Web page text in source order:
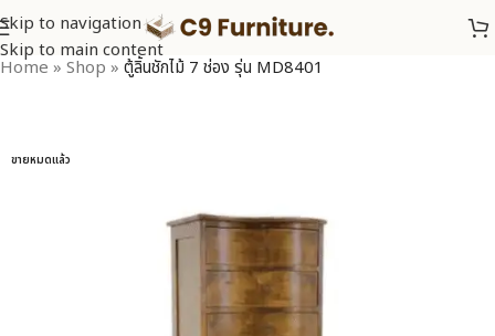
Skip to navigation
Skip to main content
Home » Shop » ตู้ลิ้นชักไม้ 7 ช่อง รุ่น MD8401
ขายหมดแล้ว